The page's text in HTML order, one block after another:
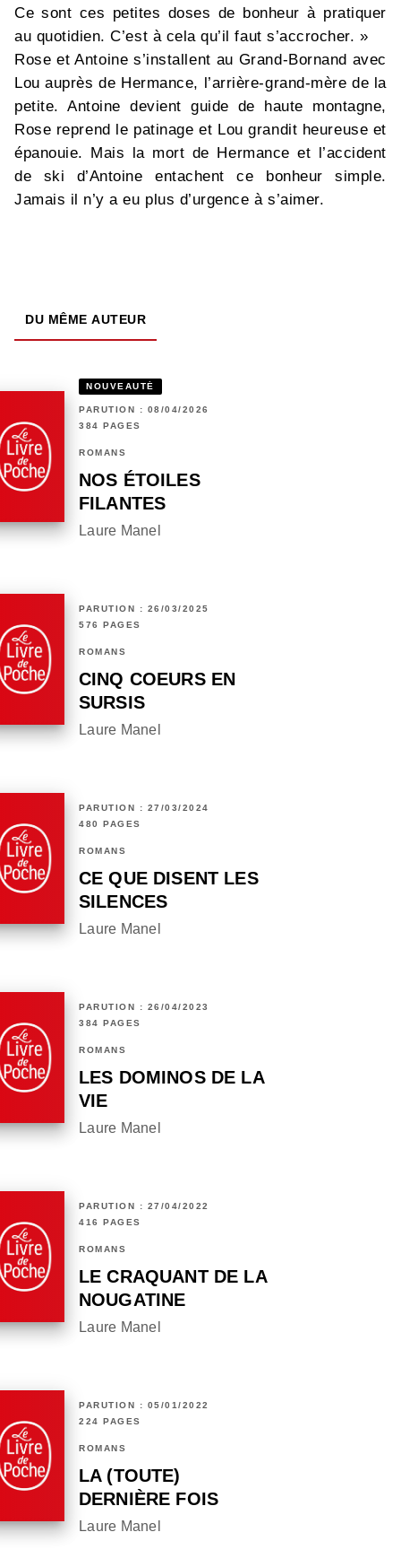
Ce sont ces petites doses de bonheur à pratiquer
au quotidien. C’est à cela qu’il faut s’accrocher. »
Rose et Antoine s’installent au Grand-Bornand avec
Lou auprès de Hermance, l’arrière-grand-mère de la
petite. Antoine devient guide de haute montagne,
Rose reprend le patinage et Lou grandit heureuse et
épanouie. Mais la mort de Hermance et l’accident
de ski d’Antoine entachent ce bonheur simple.
Jamais il n’y a eu plus d’urgence à s’aimer.
DU MÊME AUTEUR
NOUVEAUTÉ
PARUTION : 08/04/2026
384 PAGES
ROMANS
NOS ÉTOILES
FILANTES
Laure Manel
PARUTION : 26/03/2025
576 PAGES
ROMANS
CINQ COEURS EN
SURSIS
Laure Manel
PARUTION : 27/03/2024
480 PAGES
ROMANS
CE QUE DISENT LES
SILENCES
Laure Manel
PARUTION : 26/04/2023
384 PAGES
ROMANS
LES DOMINOS DE LA
VIE
Laure Manel
PARUTION : 27/04/2022
416 PAGES
ROMANS
LE CRAQUANT DE LA
NOUGATINE
Laure Manel
PARUTION : 05/01/2022
224 PAGES
ROMANS
LA (TOUTE)
DERNIÈRE FOIS
Laure Manel